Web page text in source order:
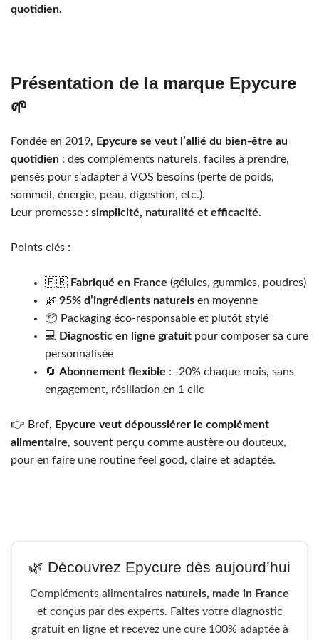
quotidien.
Présentation de la marque Epycure
🌱
Fondée en 2019, Epycure se veut l’allié du bien-être au
quotidien : des compléments naturels, faciles à prendre,
pensés pour s’adapter à VOS besoins (perte de poids,
sommeil, énergie, peau, digestion, etc.).
Leur promesse : simplicité, naturalité et efficacité.
Points clés :
🇫🇷 Fabriqué en France (gélules, gummies, poudres)
🌿 95% d’ingrédients naturels en moyenne
📦 Packaging éco-responsable et plutôt stylé
💻 Diagnostic en ligne gratuit pour composer sa cure
personnalisée
🔄 Abonnement flexible : -20% chaque mois, sans
engagement, résiliation en 1 clic
👉 Bref, Epycure veut dépoussiérer le complément
alimentaire, souvent perçu comme austère ou douteux,
pour en faire une routine feel good, claire et adaptée.
🌿 Découvrez Epycure dès aujourd’hui
Compléments alimentaires naturels, made in France
et conçus par des experts. Faites votre diagnostic
gratuit en ligne et recevez une cure 100% adaptée à